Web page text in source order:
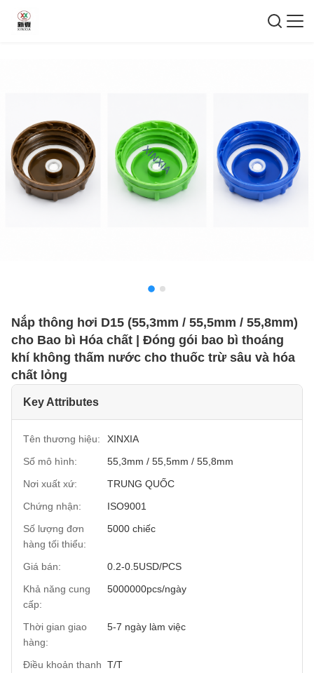
Nắp thông hơi D15 (55,3mm / 55,5mm / 55,8mm)
cho Bao bì Hóa chất | Đóng gói bao bì thoáng
khí không thấm nước cho thuốc trừ sâu và hóa
chất lỏng
Key Attributes
Tên thương hiệu:
XINXIA
Số mô hình:
55,3mm / 55,5mm / 55,8mm
Nơi xuất xứ:
TRUNG QUỐC
Chứng nhận:
ISO9001
Số lượng đơn
hàng tối thiểu:
5000 chiếc
Giá bán:
0.2-0.5USD/PCS
Khả năng cung
cấp:
5000000pcs/ngày
Thời gian giao
hàng:
5-7 ngày làm việc
Điều khoản thanh T/T